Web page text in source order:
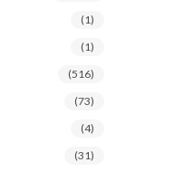
(1)
(1)
(516)
(73)
(4)
(31)